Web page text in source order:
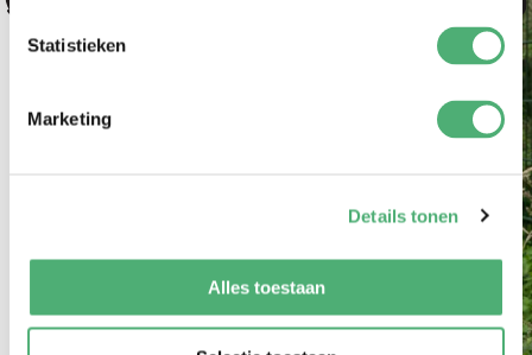
Statistieken
Marketing
Details tonen
Alles toestaan